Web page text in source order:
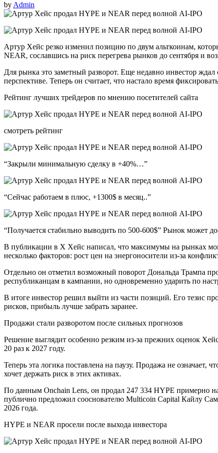
byAdmin
Артур Хейс резко изменил позицию по двум альткоинам,
NEAR, сославшись на риск перегрева рынков до сентября и
Для рынка это заметный разворот. Еще недавно инвестор
перспективе. Теперь он считает, что настало время
Рейтинг лучших трейдеров по мнению посетителей сайта
смотреть рейтинг
“Закрыли минимальную сделку в +40%…”
“Сейчас работаем в плюс, +1300$ в месяц..”
“Получается стабильно выводить по 500-600$” Рынок может
В публикации в X Хейс написал, что максимумы на рынках
несколько факторов: рост цен на энергоносители из-за
Отдельно он отметил возможный поворот Дональда Трампа
республиканцам в кампании, но одновременно ударить по
В итоге инвестор решил выйти из части позиций. Его тезис
рисков, прибыль лучше забрать заранее.
Продажи стали разворотом после сильных прогнозов
Решение выглядит особенно резким из-за прежних оценок
20 раз к 2027 году.
Теперь эта логика поставлена на паузу. Продажа не означает,
хочет держать риск в этих активах.
По данным Onchain Lens, он продал 247 334 HYPE примерно
публично предложил сооснователю Multicoin Capital Кайлу
2026 года.
HYPE и NEAR просели после выхода инвестора